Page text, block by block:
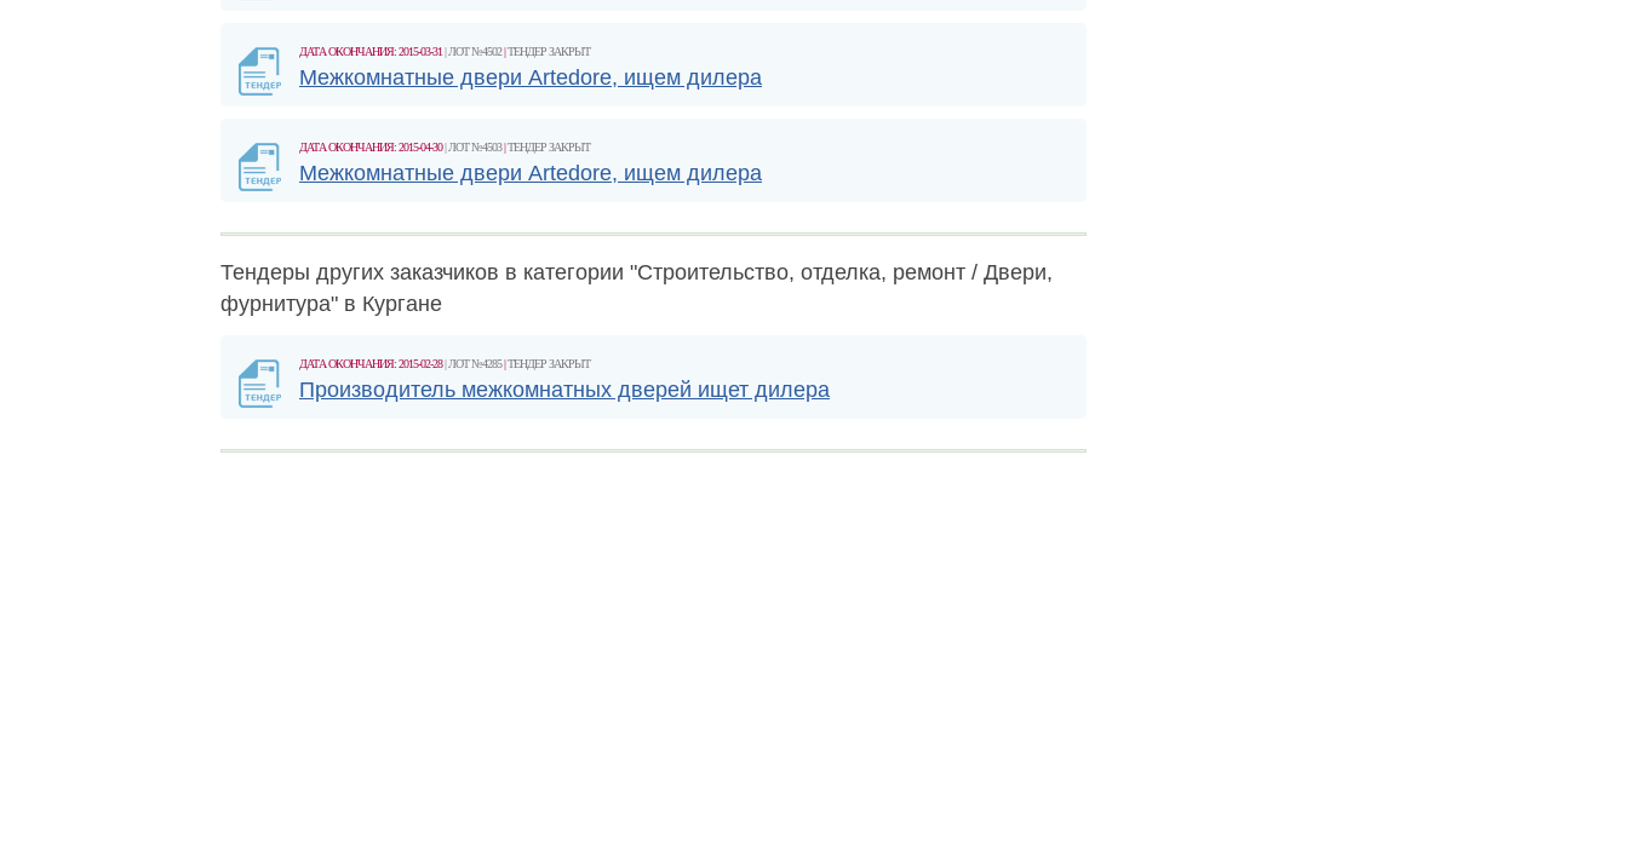
ДАТА ОКОНЧАНИЯ: 2015-03-31 | ЛОТ №4502|ТЕНДЕР ЗАКРЫТ
Межкомнатные двери Artedore, ищем дилера
ДАТА ОКОНЧАНИЯ: 2015-04-30| ЛОТ №4503|ТЕНДЕР ЗАКРЫТ
Межкомнатные двери Artedore, ищем дилера
Тендеры других заказчиков в категории "Строительство, отделка, ремонт / Двери,
фурнитура" в Кургане
ДАТА ОКОНЧАНИЯ: 2015-02-28| ЛОТ №4285|ТЕНДЕР ЗАКРЫТ
Производитель межкомнатных дверей ищет дилера